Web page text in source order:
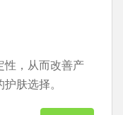
性，从而改善产
肤选择。